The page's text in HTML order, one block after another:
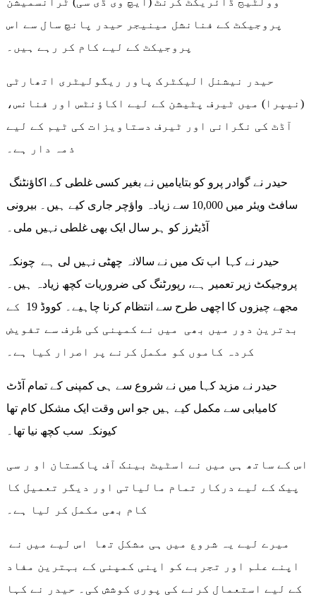
پروجیکٹ کے فنانشل مینیجر حیدر پانچ سال سے اس
پروجیکٹ کے لیے کام کر رہے ہیں۔
حیدر نیشنل الیکٹرک پاور ریگولیٹری اتھارٹی
(نیپرا) میں ٹیرف پٹیشن کے لیے اکاؤنٹس اور فنانس،
آڈٹ کی نگرانی اور ٹیرف دستاویزات کی ٹیم کے لیے
ذمہ دار ہے۔
سافٹ ویئر میں 10,000 سے زیادہ واؤچر جاری کیے ہیں۔ بیرونی
آڈیٹرز کو ہر سال ایک بھی غلطی نہیں ملی۔
حیدر نے کہا اب تک میں نے سالانہ چھٹی نہیں لی ہے چونکہ
پروجیکٹ زیر تعمیر ہے، رپورٹنگ کی ضروریات کچھ زیادہ ہیں۔
مجھے چیزوں کا اچھی طرح سے انتظام کرنا چاہیے۔ کووڈ 19 کے
بدترین دور میں بھی میں نے کمپنی کی طرف سے تفویض
کردہ کاموں کو مکمل کرنے پر اصرار کیا ہے۔
حیدر نے مزید کہا میں نے شروع سے ہی کمپنی کے تمام آڈٹ
کامیابی سے مکمل کیے ہیں جو اس وقت ایک مشکل کام تھا
کیونکہ سب کچھ نیا تھا۔
اس کے ساتھ ہی میں نے اسٹیٹ بینک آف پاکستان او ر سی
پیک کے لیے درکار تمام مالیاتی اور دیگر تعمیل کا
کام بھی مکمل کر لیا ہے۔
اپنے علم اور تجربے کو اپنی کمپنی کے بہترین مفاد
کے لیے استعمال کرنے کی پوری کوشش کی۔ حیدر نے کہا